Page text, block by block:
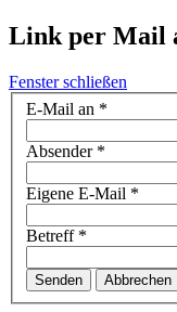
Link per Mail
Fenster schließen
E-Mail an *
Absender*
Eigene E-Mail *
Betreff*
Senden Abbrechen